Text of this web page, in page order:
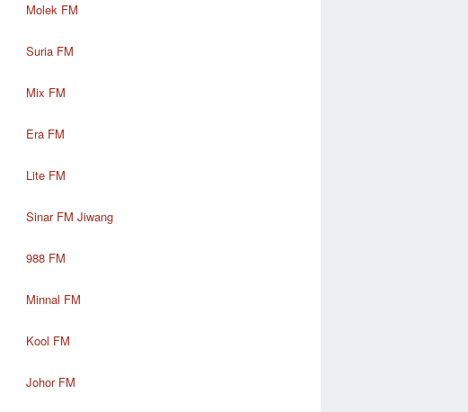
Molek FM
Suria FM
Mix FM
Era FM
Lite FM
Sinar FM Jiwang
988 FM
Minnal FM
Kool FM
Johor FM